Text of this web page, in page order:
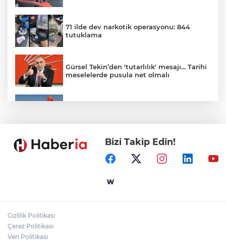
71 ilde dev narkotik operasyonu: 844
tutuklama
Gürsel Tekin’den 'tutarlılık' mesajı... Tarihi
meselelerde pusula net olmalı
Samsun’da Alaçam'a yeni yaşam alanı
Yapay zekada onlarca uygulamanın
Bizi Takip Edin!
Gizlilik Politikası
Çerez Politikası
Veri Politikası